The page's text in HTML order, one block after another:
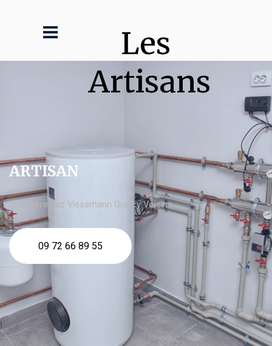
Les
Artisans
ARTISAN
chaudière gaz Viessmann Quincy Voisins
09 72 66 89 55